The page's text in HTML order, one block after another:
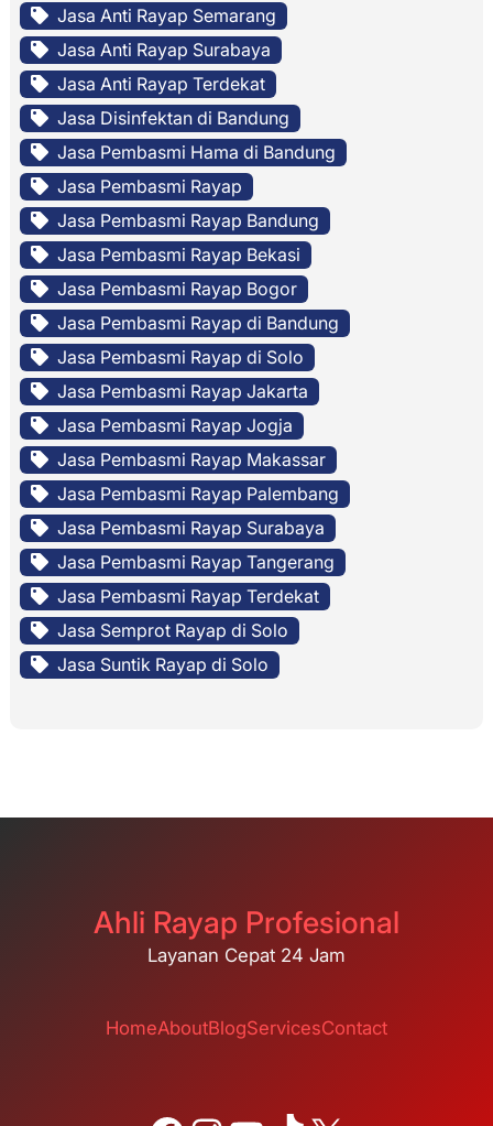
Jasa Anti Rayap Semarang
Jasa Anti Rayap Surabaya
Jasa Anti Rayap Terdekat
Jasa Disinfektan di Bandung
Jasa Pembasmi Hama di Bandung
Jasa Pembasmi Rayap
Jasa Pembasmi Rayap Bandung
Jasa Pembasmi Rayap Bekasi
Jasa Pembasmi Rayap Bogor
Jasa Pembasmi Rayap di Bandung
Jasa Pembasmi Rayap di Solo
Jasa Pembasmi Rayap Jakarta
Jasa Pembasmi Rayap Jogja
Jasa Pembasmi Rayap Makassar
Jasa Pembasmi Rayap Palembang
Jasa Pembasmi Rayap Surabaya
Jasa Pembasmi Rayap Tangerang
Jasa Pembasmi Rayap Terdekat
Jasa Semprot Rayap di Solo
Jasa Suntik Rayap di Solo
Ahli Rayap Profesional
Layanan Cepat 24 Jam
HomeAboutBlogServicesContact